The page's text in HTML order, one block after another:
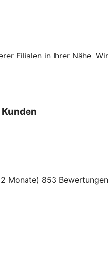
Filialen in Ihrer Nähe. Wir
Monate) 853 Bewertungen